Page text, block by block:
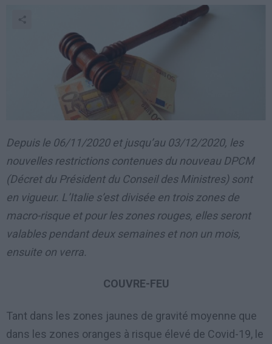
Depuis le 06/11/2020 et jusqu’au 03/12/2020, les
nouvelles restrictions contenues du nouveau DPCM
(Décret du Président du Conseil des Ministres) sont
en vigueur. L’Italie s’est divisée en trois zones de
macro-risque et pour les zones rouges, elles seront
valables pendant deux semaines et non un mois,
ensuite on verra.
COUVRE-FEU
Tant dans les zones jaunes de gravité moyenne que
dans les zones oranges à risque élevé de Covid-19, le